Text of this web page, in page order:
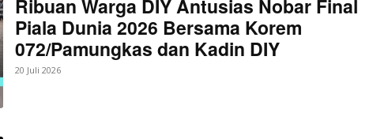
Ribuan Warga DIY Antusias Nobar Final
Piala Dunia 2026 Bersama Korem
072/Pamungkas dan Kadin DIY
20 Juli 2026